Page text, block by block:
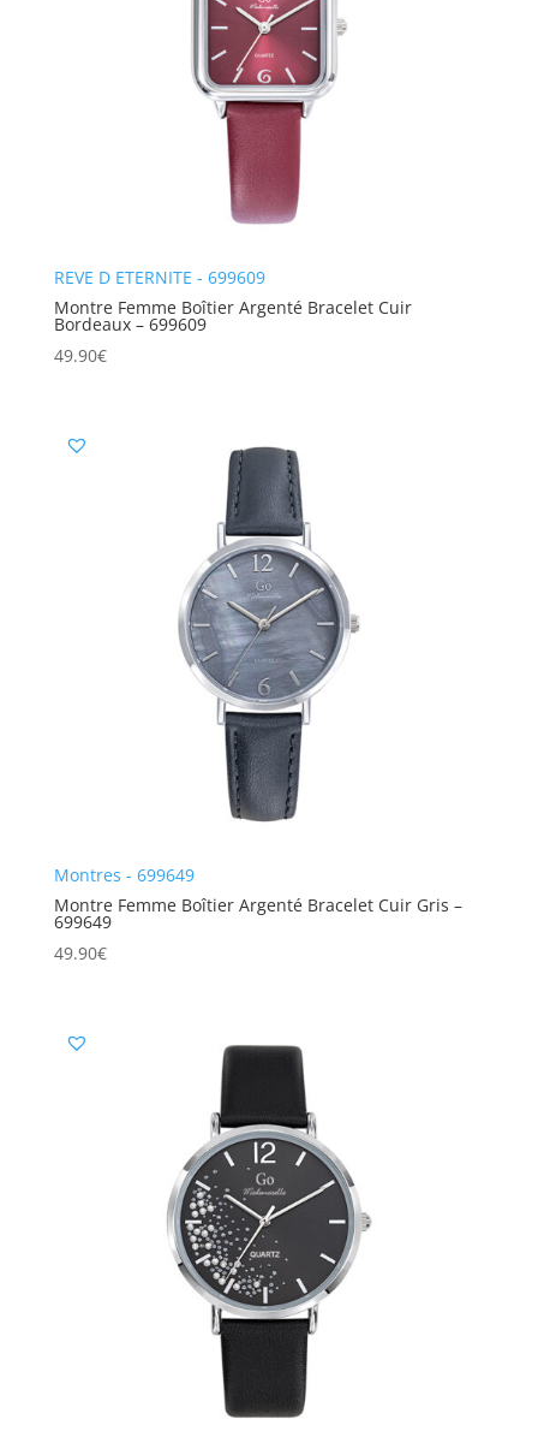
REVE D ETERNITE - 699609
Montre Femme Boîtier Argenté Bracelet Cuir
Bordeaux – 699609
49.90€
Montres - 699649
Montre Femme Boîtier Argenté Bracelet Cuir Gris –
699649
49.90€